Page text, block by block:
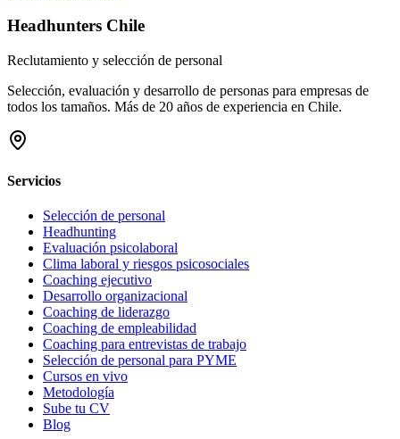
Headhunters Chile
Reclutamiento y selección de personal
Selección, evaluación y desarrollo de personas para empresas de
todos los tamaños. Más de 20 años de experiencia en Chile.
Servicios
Selección de personal
Headhunting
Evaluación psicolaboral
Clima laboral y riesgos psicosociales
Coaching ejecutivo
Desarrollo organizacional
Coaching de liderazgo
Coaching de empleabilidad
Coaching para entrevistas de trabajo
Selección de personal para PYME
Cursos en vivo
Metodología
Sube tu CV
Blog